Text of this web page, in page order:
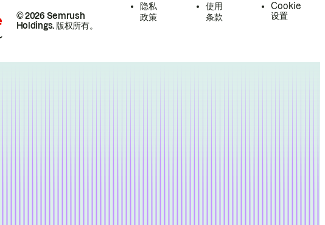
© 2026 Semrush
Holdings. 版权所有。
隐私
政策
使用
条款
Cookie
设置